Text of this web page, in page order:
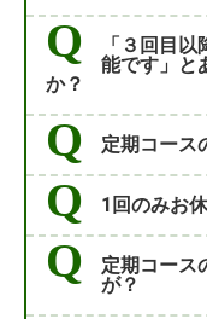
「３回目
能です」と
か？
定期コース
1回のみお
定期コース
が？